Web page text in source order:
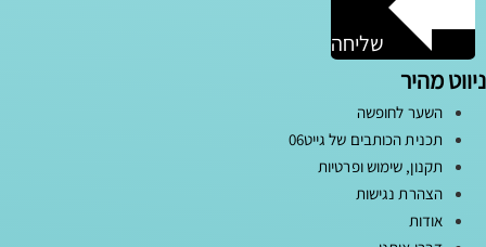
שליחה
ניווט מהיר
השער לחופשה
תכנית הכותבים של גייט06
תקנון, שימוש ופרטיות
הצהרת נגישות
אודות